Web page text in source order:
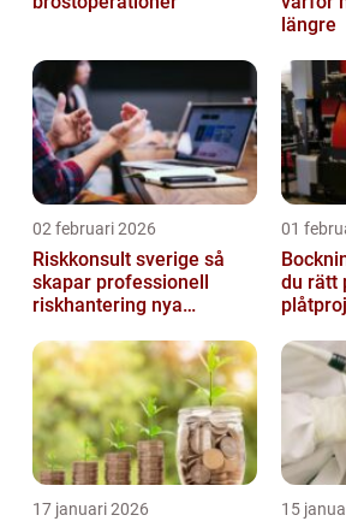
längre
02 februari 2026
Riskkonsult sverige så
skapar professionell
riskhantering nya
01
du rätt
17 januari 2026 15